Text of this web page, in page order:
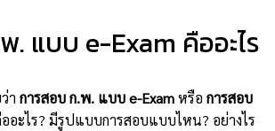
. แบบ e-Exam คืออะไร
า การสอบ ก.พ. แบบ e-Examหรือ การสอบ
อะไร? มีรูปแบบการสอบแบบไหน? อย่างไร